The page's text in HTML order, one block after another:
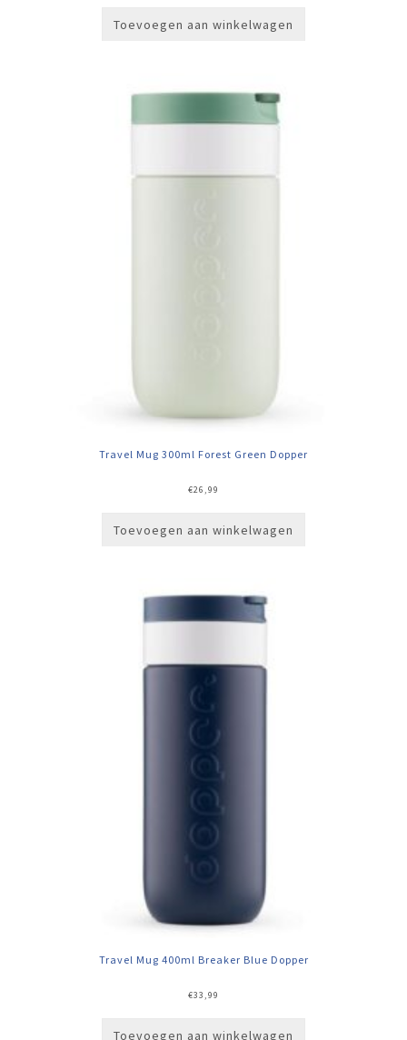
Toevoegen aan winkelwagen
Travel Mug 300ml Forest Green Dopper
€26,99
Toevoegen aan winkelwagen
Travel Mug 400ml Breaker Blue Dopper
€33,99
Toevoegen aan winkelwagen